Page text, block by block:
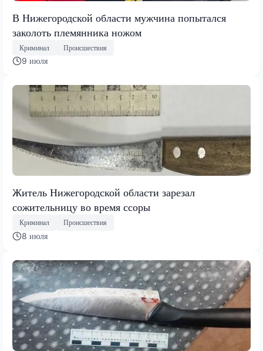
В Нижегородской области мужчина попытался
заколоть племянника ножом
Криминал Происшествия
9 июля
Житель Нижегородской области зарезал
сожительницу во время ссоры
Криминал Происшествия
8 июля